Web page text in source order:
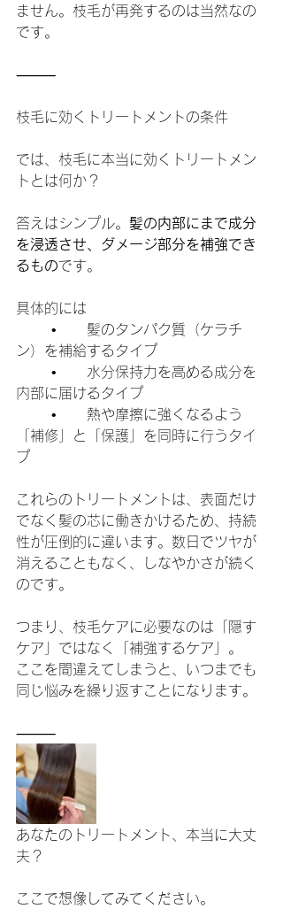
ません。枝毛が再発するのは当然なの
です。
⸻
枝毛に効くトリートメントの条件
では、枝毛に本当に効くトリートメン
トとは何か？
答えはシンプル。 髪の内部にまで成分
を浸透させ、ダメージ部分を補強でき
るものです。
具体的には
ン）を補給するタイプ
内部に届けるタイプ
「補修」と「保護」を同時に行うタイ
プ
これらのトリートメントは、表面だけ
でなく髪の芯に働きかけるため、持続
性が圧倒的に違います。数日でツヤが
消えることもなく、しなやかさが続く
のです。
つまり、枝毛ケアに必要なのは「隠す
ケア」ではなく「補強するケア」。
ここを間違えてしまうと、いつまでも
同じ悩みを繰り返すことになります。
⸻
あなたのトリートメント、本当に大丈
夫？
ここで想像してみてください。